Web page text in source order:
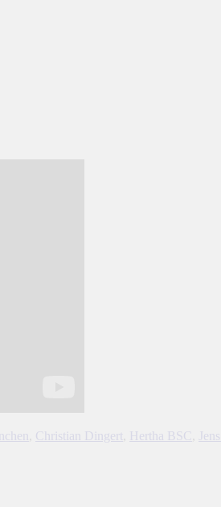
Christian Dingert Hertha BSC